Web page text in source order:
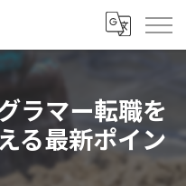
ラマー転職を
る最新ポイン